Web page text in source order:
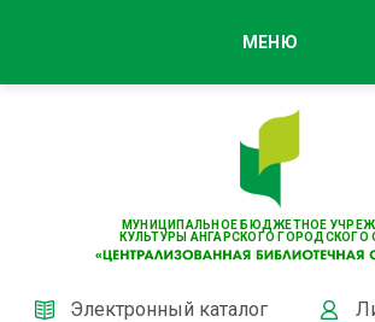
МУНИЦИПАЛЬНОЕ БЮДЖЕТНОЕ
КУЛЬТУРЫ АНГАРСКОГО ГОРОДСКОГО
Электронный каталог
МЕНЮ